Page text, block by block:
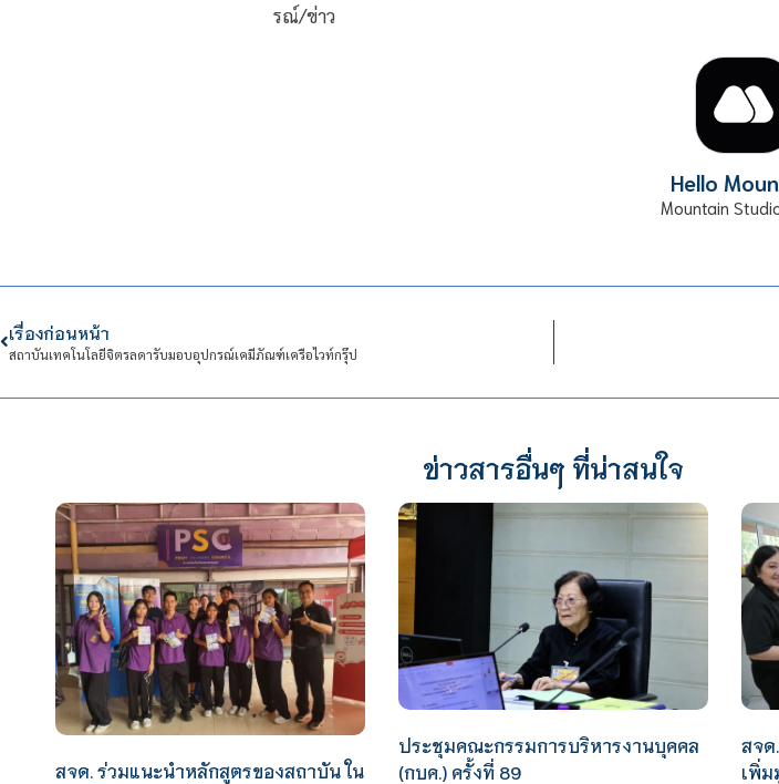
รณ์/ข่าว
Hello
Mountain
เรื่องก่อนหน้า
สถาบันเทคโนโลยีจิตรลดารับมอบอุปกรณ์เคมีภัณฑ์เครือไวท์กรุ๊ป
ข่าวสารอื่นๆ ที่น่าสนใจ
สจด. ร่วมแนะนำหลักสูตรของสถาบัน ใน
ประชุมคณะกรรมการบริหารงานบุคคล
(กบค.) ครั้งที่ 89
สจด
เพิ่ม